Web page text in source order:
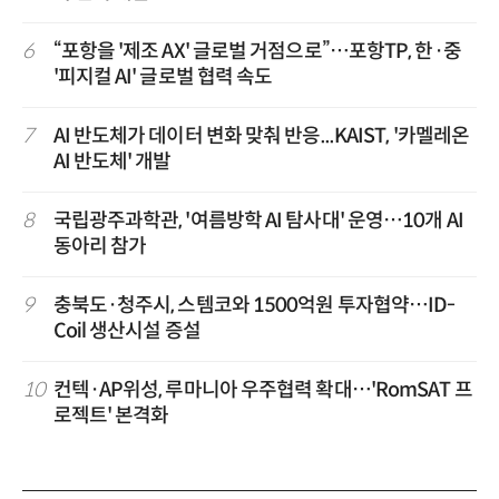
6
“포항을 '제조 AX' 글로벌 거점으로”…포항TP, 한·중
'피지컬 AI' 글로벌 협력 속도
7
AI 반도체가 데이터 변화 맞춰 반응...KAIST, '카멜레온
AI 반도체' 개발
8
국립광주과학관, '여름방학 AI 탐사대' 운영…10개 AI
동아리 참가
9
충북도·청주시, 스템코와 1500억원 투자협약…ID-
Coil 생산시설 증설
10 컨텍·AP위성, 루마니아 우주협력 확대…'RomSAT 프
로젝트' 본격화